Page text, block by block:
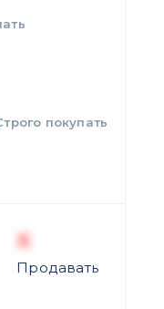
покупать
X
Продавать